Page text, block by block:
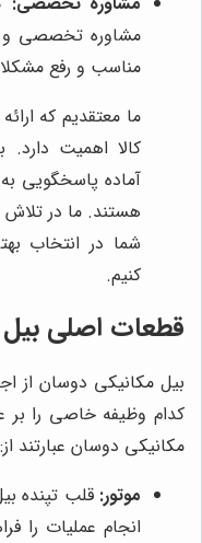
مشاوره تخصصی و
مناسب و رفع
ما معتقدیم که
کالا اهمیت دارد.
آماده پاسخگویی
هستند. ما در تلاش
شما در انتخاب
کنیم.
قطعات اصلی
بیل مکانیکی دوسان از
کدام وظیفه خاصی را بر
مکانیکی دوسان عبارتند از:
موتور: قلب تپنده
انجام عملیات را